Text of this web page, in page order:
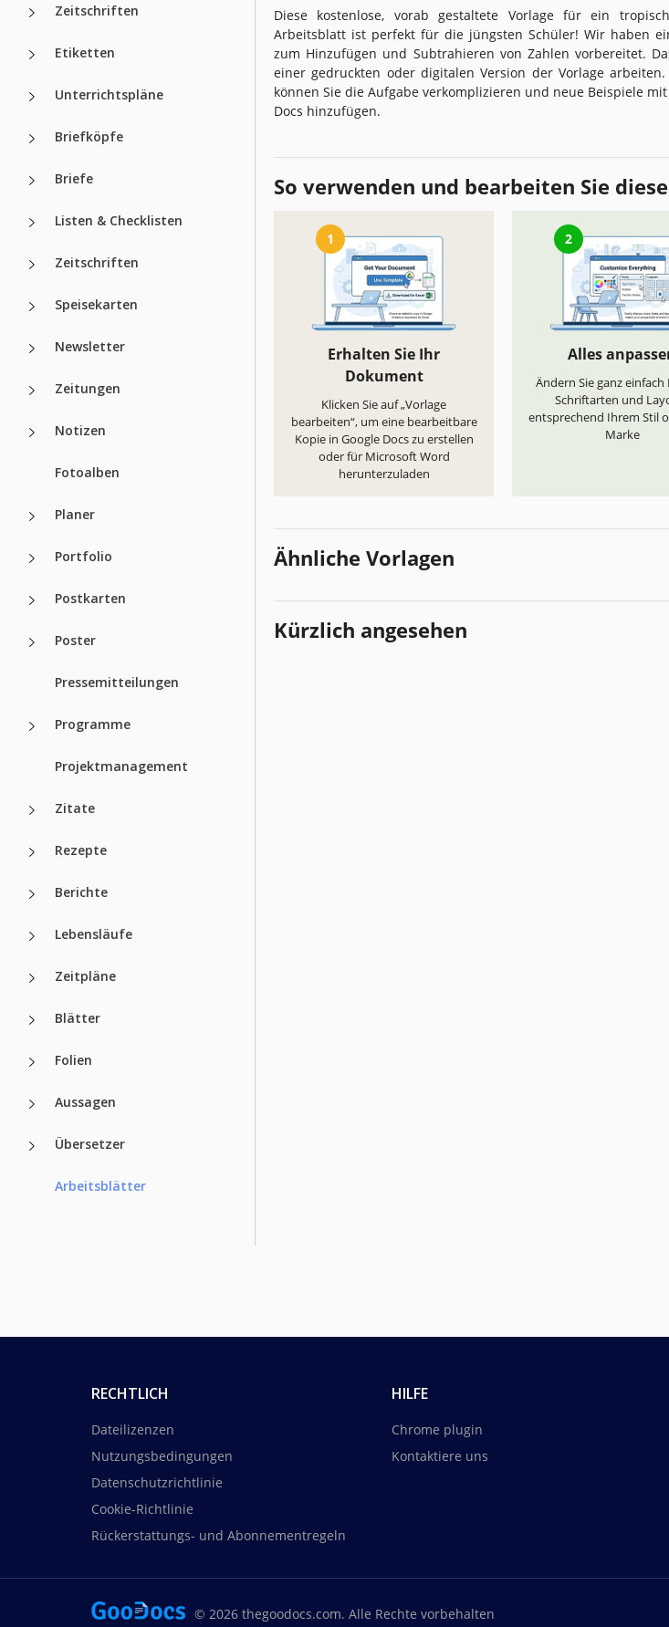
Zeitschriften
Etiketten
Unterrichtspläne
Briefköpfe
Briefe
Listen & Checklisten
Zeitschriften
Speisekarten
Newsletter
Zeitungen
Notizen
Fotoalben
Planer
Portfolio
Postkarten
Poster
Pressemitteilungen
Programme
Projektmanagement
Zitate
Rezepte
Berichte
Lebensläufe
Zeitpläne
Blätter
Folien
Aussagen
Übersetzer
Arbeitsblätter
Diese kostenlose, vorab gestaltete Vorlage für ein
Arbeitsblatt ist perfekt für die jüngsten Schüler! Wir haben
zum Hinzufügen und Subtrahieren von Zahlen vorbereitet.
einer gedruckten oder digitalen Version der Vorlage
können Sie die Aufgabe verkomplizieren und neue Beispiele
Docs hinzufügen.
So verwenden und bearbeiten Sie
1
Erhalten Sie Ihr
Dokument
Klicken Sie auf „Vorlage
bearbeiten“, um eine bearbeitbare
Kopie in Google Docs zu erstellen
oder für Microsoft Word
herunterzuladen
2
Alles
Ändern Sie ganz einfach
Schriftarten und
entsprechend Ihrem Stil
Marke
Ähnliche Vorlagen
Kürzlich angesehen
RECHTLICH
Dateilizenzen
Nutzungsbedingungen
Datenschutzrichtlinie
Cookie-Richtlinie
Rückerstattungs- und Abonnementregeln
HILFE
Chrome plugin
Kontaktiere uns
© 2026 thegoodocs.com. Alle Rechte vorbehalten